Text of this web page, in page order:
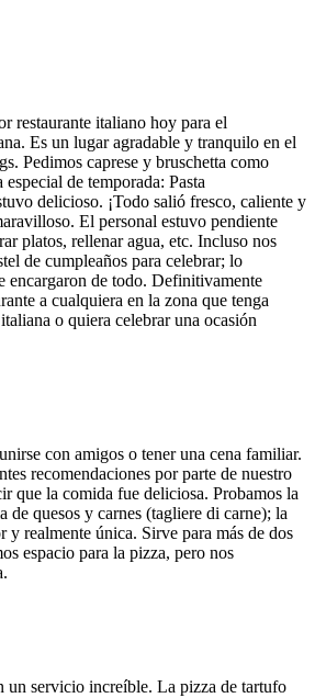
restaurante italiano hoy para el
Es un lugar agradable y tranquilo en el
Pedimos caprese y bruschetta como
de temporada: Pasta
delicioso. ¡Todo salió fresco, caliente y
El personal estuvo pendiente
platos, rellenar agua, etc. Incluso nos
de cumpleaños para celebrar; lo
encargaron de todo. Definitivamente
a cualquiera en la zona que tenga
o quiera celebrar una ocasión
con amigos o tener una cena familiar.
recomendaciones por parte de nuestro
que la comida fue deliciosa. Probamos la
de quesos y carnes (tagliere di carne); la
realmente única. Sirve para más de dos
espacio para la pizza, pero nos
un servicio increíble. La pizza de tartufo